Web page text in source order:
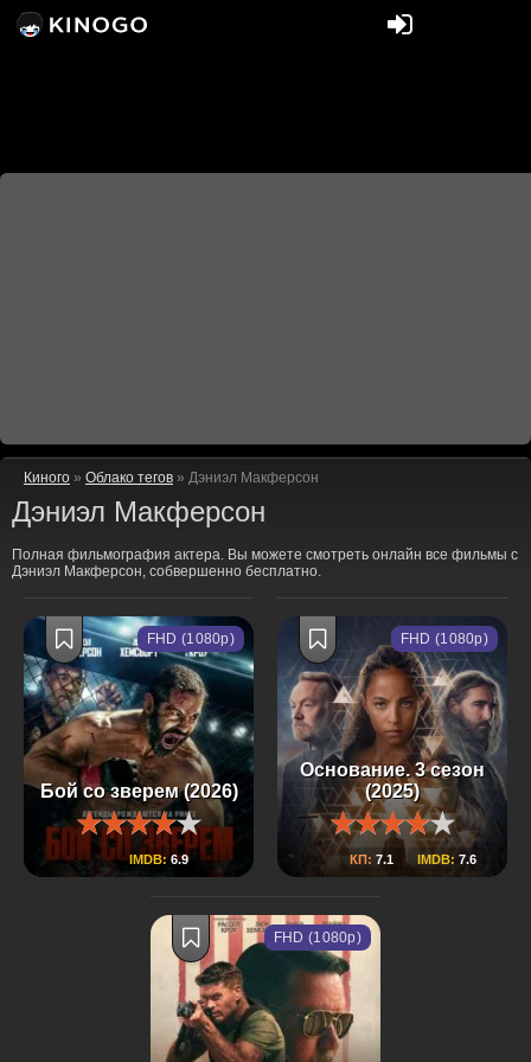
Киного » Облако тегов » Дэниэл Макферсон
Дэниэл Макферсон
Полная фильмография актера. Вы можете смотреть онлайн все фильмы с
Дэниэл Макферсон, собвершенно бесплатно.
Бой со зверем (2026)
IMDB:6.9
FHD (1080p)
Основание. 3 сезон
(2025)
КП: 7.1 IMDB: 7.6
FHD (1080p)
FHD (1080p)